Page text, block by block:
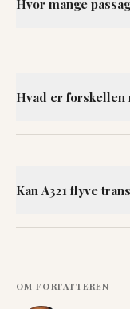
Hvor mange
Hvad er forskellen
Kan A321 flyve
OM FORFATTEREN